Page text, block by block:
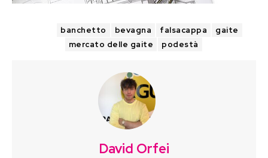
banchetto bevagna falsacappa
gaite
mercato delle gaite
podestà
David Orfei